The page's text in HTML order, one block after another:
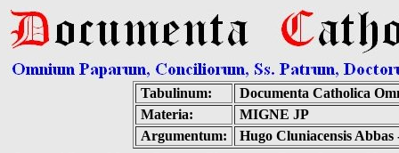
Tabulinum:
Documenta Catholica
Materia:
MIGNE JP
Argumentum:
Hugo Cluniacensis